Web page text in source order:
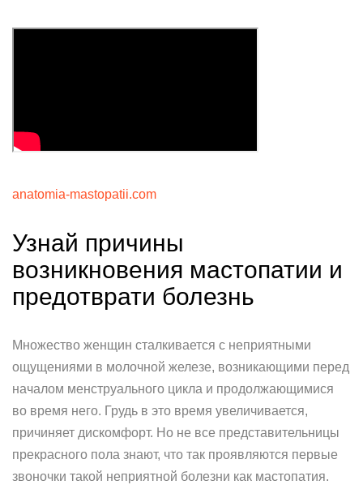
anatomia-mastopatii.com
Узнай причины
возникновения мастопатии и
предотврати болезнь
Множество женщин сталкивается с неприятными
ощущениями в молочной железе, возникающими перед
началом менструального цикла и продолжающимися
во время него. Грудь в это время увеличивается,
причиняет дискомфорт. Но не все представительницы
прекрасного пола знают, что так проявляются первые
звоночки такой неприятной болезни как мастопатия.